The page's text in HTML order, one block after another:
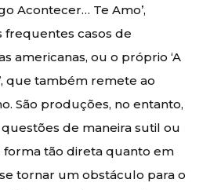
Acontecer… Te Amo’,
frequentes casos de
americanas, ou o próprio ‘A
que também remete ao
São produções, no entanto,
de maneira sutil ou
forma tão direta quanto em
se tornar um obstáculo para o